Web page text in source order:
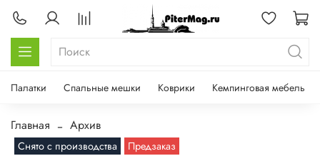
Палатки Спальные мешки Коврики Кемпинговая мебель
Главная Архив
Снято с производства Предзаказ